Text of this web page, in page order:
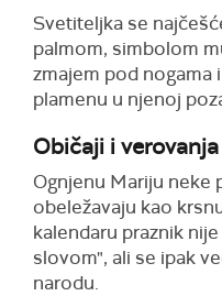
Svetiteljka se
palmom, simbolom
zmajem pod nogama
plamenu u njenoj
Običaji i verovanja
Ognjenu Mariju neke
obeležavaju kao
kalendaru praznik
slovom", ali se ipak
narodu.